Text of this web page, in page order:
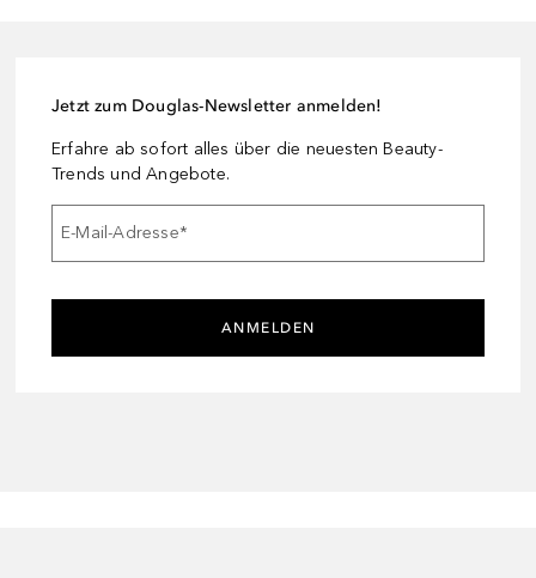
Jetzt zum Douglas-Newsletter anmelden!
Erfahre ab sofort alles über die neuesten Beauty-
Trends und Angebote.
E-Mail-Adresse*
ANMELDEN